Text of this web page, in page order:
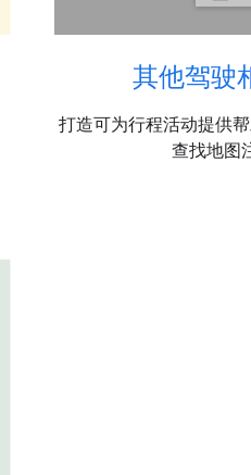
其他驾驶
打造可为行程活动提供
查找地图